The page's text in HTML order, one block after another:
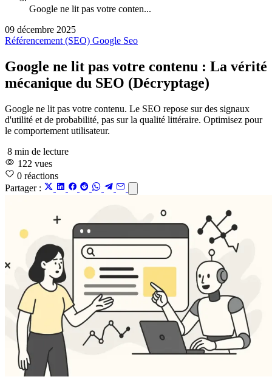
Google ne lit pas votre conten...
09 décembre 2025
Référencement (SEO) Google Seo
Google ne lit pas votre contenu : La vérité
mécanique du SEO (Décryptage)
Google ne lit pas votre contenu. Le SEO repose sur des signaux
d'utilité et de probabilité, pas sur la qualité littéraire. Optimisez pour
le comportement utilisateur.
8 min de lecture
122 vues
0 réactions
Partager :